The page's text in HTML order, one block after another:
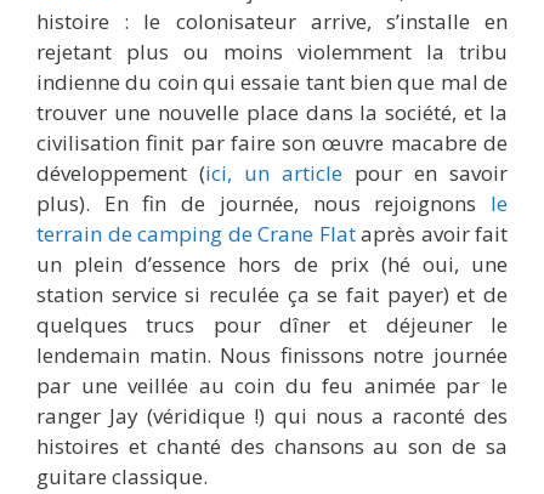
histoire : le colonisateur arrive, s’installe en
rejetant plus ou moins violemment la tribu
indienne du coin qui essaie tant bien que mal de
trouver une nouvelle place dans la société, et la
civilisation finit par faire son œuvre macabre de
développement (ici, un article pour en savoir
plus). En fin de journée, nous rejoignons le
terrain de camping de Crane Flataprès avoir fait
un plein d’essence hors de prix (hé oui, une
station service si reculée ça se fait payer) et de
quelques trucs pour dîner et déjeuner le
lendemain matin. Nous finissons notre journée
par une veillée au coin du feu animée par le
ranger Jay (véridique !) qui nous a raconté des
histoires et chanté des chansons au son de sa
guitare classique.